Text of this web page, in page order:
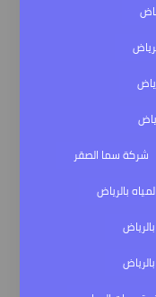
شركة سما الصقر
بالرياض